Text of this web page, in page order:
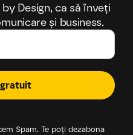
Design, ca să înveți
și business.
Spam. Te poți dezabona